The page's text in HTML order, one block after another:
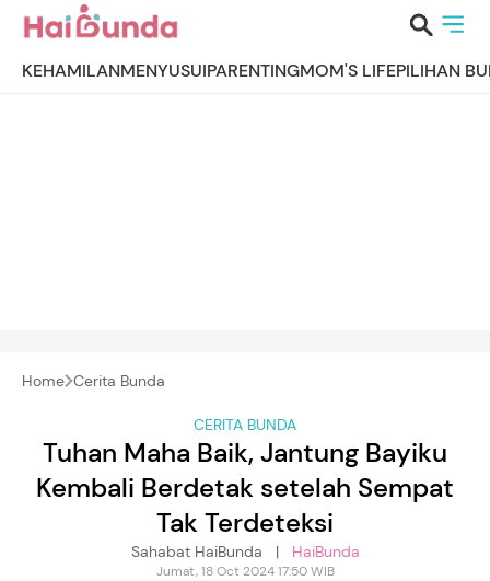
KEHAMILANMENYUSUIPARENTINGMOM'S LIFEPILIHAN
Home Cerita Bunda
CERITA BUNDA
Tuhan Maha Baik, Jantung Bayiku
Kembali Berdetak setelah Sempat
Tak Terdeteksi
Sahabat HaiBunda | HaiBunda
Jumat, 18 Oct 2024 17:50 WIB